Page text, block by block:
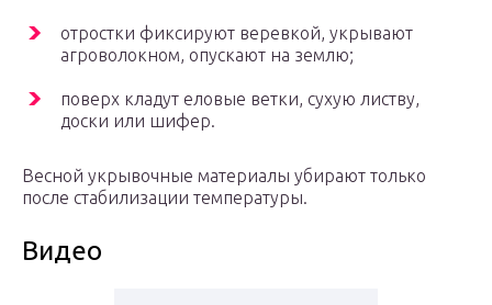
отростки фиксируют веревкой, укрывают
агроволокном, опускают на землю;
поверх кладут еловые ветки, сухую листву,
доски или шифер.
Весной укрывочные материалы убирают только
после стабилизации температуры.
Видео